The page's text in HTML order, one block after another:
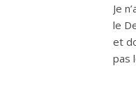
Je
le
et
pas